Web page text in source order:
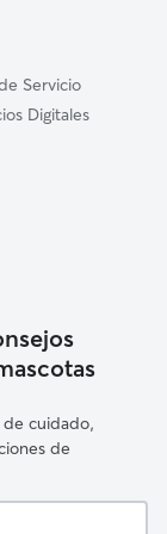
Servicio
Digitales
de cuidado,
de